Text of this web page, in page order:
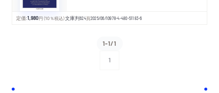
定価:1,980円 （10％税込）文庫判624頁2025/06/10978-4-480-51183-6
1-1/1
1